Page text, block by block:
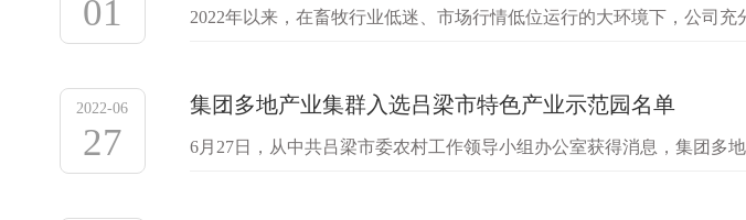
01
2022年以来，在畜牧行业低迷、市场行情低位运行的大环境下，公司
2022-06
27
集团多地产业集群入选吕梁市特色产业示范园名单
6月27日，从中共吕梁市委农村工作领导小组办公室获得消息，集团多